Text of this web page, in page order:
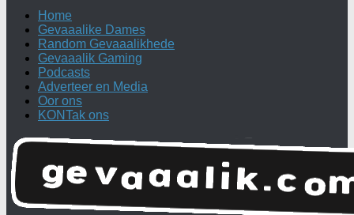
Home
Gevaaalike Dames
Random Gevaaalikhede
Gevaaalik Gaming
Podcasts
Adverteer en Media
Oor ons
KONTak ons